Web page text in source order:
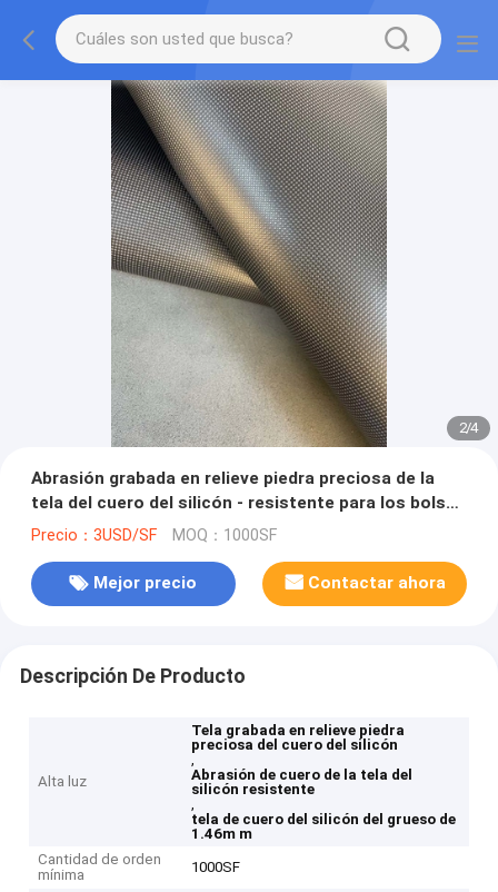
2/4
Abrasión grabada en relieve piedra preciosa de la
tela del cuero del silicón - resistente para los bolsos
y las correas
Precio：3USD/SF MOQ：1000SF
Mejor precio Contactar ahora
Descripción De Producto
Alta luz
Tela grabada en relieve piedra
preciosa del cuero del silicón
,
Abrasión de cuero de la tela del
silicón resistente
,
tela de cuero del silicón del grueso de
1.46m m
Cantidad de orden
mínima
1000SF